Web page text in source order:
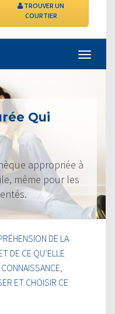
TROUVER UN
COURTIER
Qui
appropriée à
même pour les
DE LA
DE CE QU’ELLE
ET CHOISIR CE